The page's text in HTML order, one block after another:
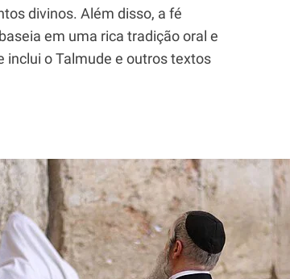
divinos. Além disso, a fé
em uma rica tradição oral e
inclui o Talmude e outros textos